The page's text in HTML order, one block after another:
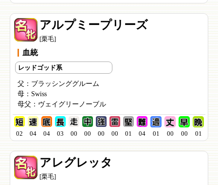
アルプミープリーズ
[栗毛]
血統
レッドゴッド系
父： ブラッシンググルーム
母： Swiss
母父： ヴェイグリーノーブル
02 04 04 03 00 00 00 00 01 04 01 00 00 01
アレグレッタ
[栗毛]